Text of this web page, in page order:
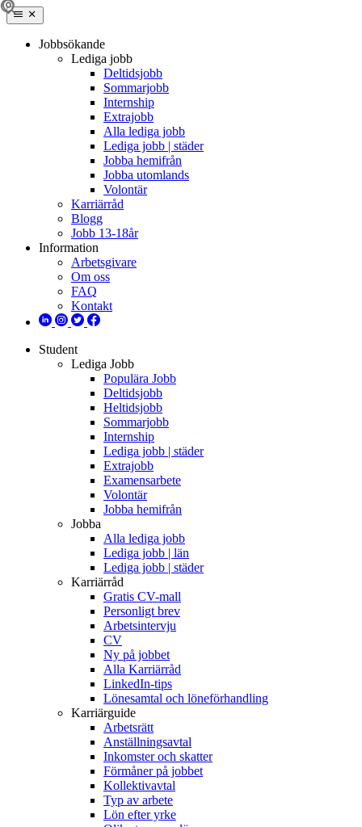
Jobbsökande
Lediga jobb
Deltidsjobb
Sommarjobb
Internship
Extrajobb
Alla lediga jobb
Lediga jobb | städer
Jobba hemifrån
Jobba utomlands
Volontär
Karriärråd
Blogg
Jobb 13-18år
Information
Arbetsgivare
Om oss
FAQ
Kontakt
Student
Lediga Jobb
Populära Jobb
Deltidsjobb
Heltidsjobb
Sommarjobb
Internship
Lediga jobb | städer
Extrajobb
Examensarbete
Volontär
Jobba hemifrån
Jobba
Alla lediga jobb
Lediga jobb | län
Lediga jobb | städer
Karriärråd
Gratis CV-mall
Personligt brev
Arbetsintervju
CV
Ny på jobbet
Alla Karriärråd
LinkedIn-tips
Lönesamtal och löneförhandling
Karriärguide
Arbetsrätt
Anställningsavtal
Inkomster och skatter
Förmåner på jobbet
Kollektivavtal
Typ av arbete
Lön efter yrke